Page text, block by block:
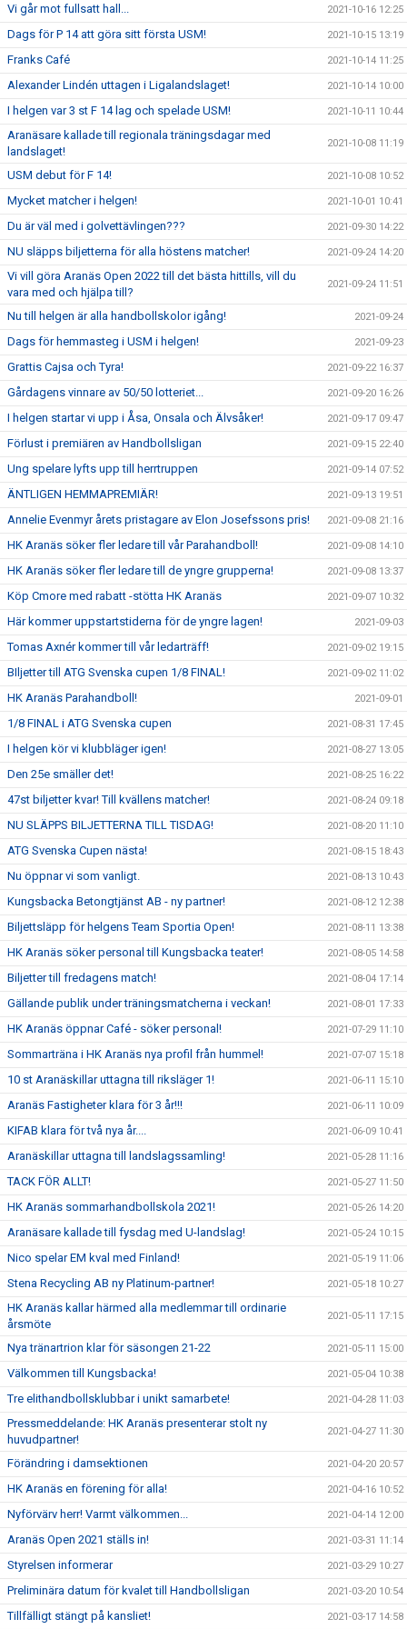
Vi går mot fullsatt hall... 2021-10-16 12:25
Dags för P 14 att göra sitt första USM! 2021-10-15 13:19
Franks Café 2021-10-14 11:25
Alexander Lindén uttagen i Ligalandslaget! 2021-10-14 10:00
I helgen var 3 st F 14 lag och spelade USM! 2021-10-11 10:44
Aranäsare kallade till regionala träningsdagar med
landslaget!
2021-10-08 11:19
USM debut för F 14! 2021-10-08 10:52
Mycket matcher i helgen! 2021-10-01 10:41
Du är väl med i golvettävlingen??? 2021-09-30 14:22
NU släpps biljetterna för alla höstens matcher! 2021-09-24 14:20
Vi vill göra Aranäs Open 2022 till det bästa hittills, vill du
vara med och hjälpa till?
2021-09-24 11:51
Nu till helgen är alla handbollskolor igång! 2021-09-24
Dags för hemmasteg i USM i helgen! 2021-09-23
Grattis Cajsa och Tyra! 2021-09-22 16:37
Gårdagens vinnare av 50/50 lotteriet... 2021-09-20 16:26
I helgen startar vi upp i Åsa, Onsala och Älvsåker! 2021-09-17 09:47
Förlust i premiären av Handbollsligan 2021-09-15 22:40
Ung spelare lyfts upp till herrtruppen 2021-09-14 07:52
ÄNTLIGEN HEMMAPREMIÄR! 2021-09-13 19:51
Annelie Evenmyr årets pristagare av Elon Josefssons pris! 2021-09-08 21:16
HK Aranäs söker fler ledare till vår Parahandboll! 2021-09-08 14:10
HK Aranäs söker fler ledare till de yngre grupperna! 2021-09-08 13:37
Köp Cmore med rabatt -stötta HK Aranäs 2021-09-07 10:32
Här kommer uppstartstiderna för de yngre lagen! 2021-09-03
Tomas Axnér kommer till vår ledarträff! 2021-09-02 19:15
BIljetter till ATG Svenska cupen 1/8 FINAL! 2021-09-02 11:02
HK Aranäs Parahandboll! 2021-09-01
1/8 FINAL i ATG Svenska cupen 2021-08-31 17:45
I helgen kör vi klubbläger igen! 2021-08-27 13:05
Den 25e smäller det! 2021-08-25 16:22
47st biljetter kvar! Till kvällens matcher! 2021-08-24 09:18
NU SLÄPPS BILJETTERNA TILL TISDAG! 2021-08-20 11:10
ATG Svenska Cupen nästa! 2021-08-15 18:43
Nu öppnar vi som vanligt. 2021-08-13 10:43
Kungsbacka Betongtjänst AB - ny partner! 2021-08-12 12:38
Biljettsläpp för helgens Team Sportia Open! 2021-08-11 13:38
HK Aranäs söker personal till Kungsbacka teater! 2021-08-05 14:58
Biljetter till fredagens match! 2021-08-04 17:14
Gällande publik under träningsmatcherna i veckan! 2021-08-01 17:33
HK Aranäs öppnar Café - söker personal! 2021-07-29 11:10
Sommarträna i HK Aranäs nya profil från hummel! 2021-07-07 15:18
10 st Aranäskillar uttagna till riksläger 1! 2021-06-11 15:10
Aranäs Fastigheter klara för 3 år!!! 2021-06-11 10:09
KIFAB klara för två nya år.... 2021-06-09 10:41
Aranäskillar uttagna till landslagssamling! 2021-05-28 11:16
TACK FÖR ALLT! 2021-05-27 11:50
HK Aranäs sommarhandbollskola 2021! 2021-05-26 14:20
Aranäsare kallade till fysdag med U-landslag! 2021-05-24 10:15
Nico spelar EM kval med Finland! 2021-05-19 11:06
Stena Recycling AB ny Platinum-partner! 2021-05-18 10:27
HK Aranäs kallar härmed alla medlemmar till ordinarie
årsmöte
2021-05-11 17:15
Nya tränartrion klar för säsongen 21-22 2021-05-11 15:00
Välkommen till Kungsbacka! 2021-05-04 10:38
Tre elithandbollsklubbar i unikt samarbete! 2021-04-28 11:03
Pressmeddelande: HK Aranäs presenterar stolt ny
huvudpartner!
2021-04-27 11:30
Förändring i damsektionen 2021-04-20 20:57
HK Aranäs en förening för alla! 2021-04-16 10:52
Nyförvärv herr! Varmt välkommen... 2021-04-14 12:00
Aranäs Open 2021 ställs in! 2021-03-31 11:14
Styrelsen informerar 2021-03-29 10:27
Preliminära datum för kvalet till Handbollsligan 2021-03-20 10:54
Tillfälligt stängt på kansliet! 2021-03-17 14:58